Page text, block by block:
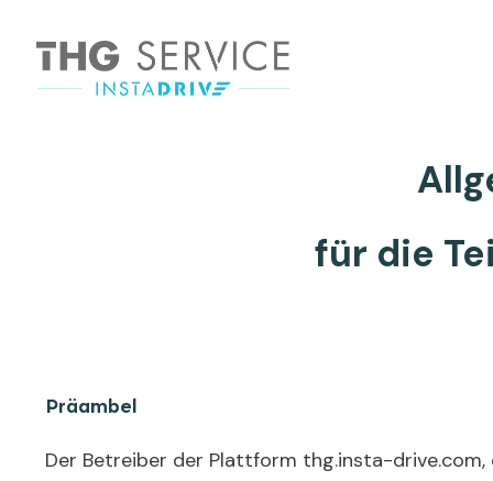
für die
Präambel
Der Betreiber der Plattform thg.insta-drive.com,